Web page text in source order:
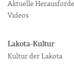
Aktuelle
Videos
Lakota-Kultur
Kultur der Lakota